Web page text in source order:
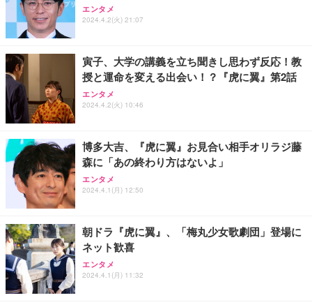
エンタメ
2024.4.2(火) 21:07
寅子、大学の講義を立ち聞きし思わず反応！教
授と運命を変える出会い！？『虎に翼』第2話
エンタメ
2024.4.2(火) 10:46
博多大吉、『虎に翼』お見合い相手オリラジ藤
森に「あの終わり方はないよ」
エンタメ
2024.4.1(月) 12:50
朝ドラ『虎に翼』、「梅丸少女歌劇団」登場に
ネット歓喜
エンタメ
2024.4.1(月) 11:32